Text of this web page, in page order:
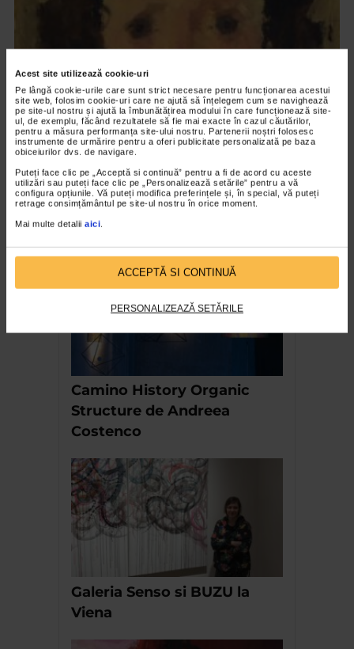
Acest site utilizează cookie-uri
Pe lângă cookie-urile care sunt strict necesare pentru funcționarea acestui
site web, folosim cookie-uri care ne ajută să înțelegem cum se navighează
pe site-ul nostru și ajută la îmbunătățirea modului în care funcționează site-
ul, de exemplu, făcând rezultatele să fie mai exacte în cazul căutărilor,
pentru a măsura performanța site-ului nostru. Partenerii noștri folosesc
instrumente de urmărire pentru a oferi publicitate personalizată pe baza
obiceiurilor dvs. de navigare.
Puteți face clic pe „Acceptă si continuă” pentru a fi de acord cu aceste
utilizări sau puteți face clic pe „Personalizează setările” pentru a vă
configura opțiunile. Vă puteți modifica preferințele și, în special, vă puteți
retrage consimțământul pe site-ul nostru în orice moment.
Mai multe detalii aici
ACCEPTĂ SI CONTINUĂ
PERSONALIZEAZĂ SETĂRILE
CLIPA DE ARTA
Nicolae Tonitza – Pictor al copiilor
169 vizualizari
Camino History Organic
Structure de Andreea
Costenco
Galeria Senso si BUZU la
Viena